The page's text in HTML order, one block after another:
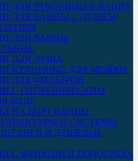
ДЛЯ РАКОВИНЫ В ВАННУ
ДЛЯ ВАННЫ С ДУШЕМ
ИЗЛИВ
ДЛЯ ВАННЫ
ДЛЯ ДУША
КУХОННЫЕ ДЛЯ МОЙКИ
ДЛЯ ФИЛЬТРОВ
С ГИГИЕНИЧЕСКИМ
БИДЕ
НА БОРТ ВАННЫ
И СИСТЕМЫ
И ДУШЕВЫЕ
С ФУНКЦИЕЙ ПОДОГРЕВА